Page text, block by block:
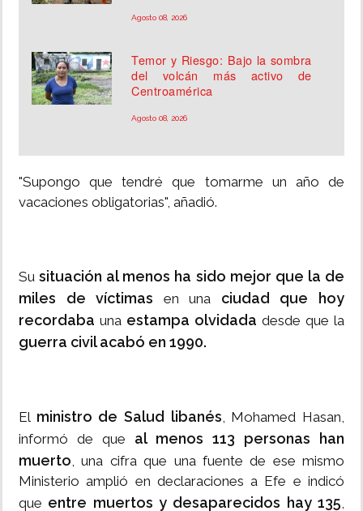
Agosto 08, 2026
Temor y Riesgo: Bajo la sombra
del volcán más activo de
Centroamérica
Agosto 08, 2026
"Supongo que tendré que tomarme un año de
vacaciones obligatorias", añadió.
Susituación al menos ha sido mejor que la de
miles de víctimas en una ciudad que hoy
recordaba una estampa olvidada desde que la
guerra civil acabó en 1990.
El ministro de Salud libanés, Mohamed Hasan,
informó de que al menos 113 personas han
muerto, una cifra que una fuente de ese mismo
Ministerio amplió en declaraciones a Efe e indicó
que entre muertos y desaparecidos hay 135,